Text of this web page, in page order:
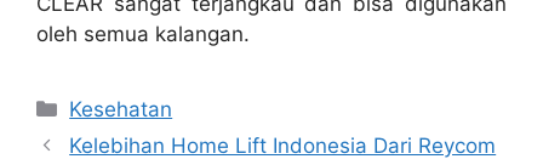
oleh semua kalangan.
Categories
Kesehatan
Kelebihan Home Lift Indonesia Dari Reycom